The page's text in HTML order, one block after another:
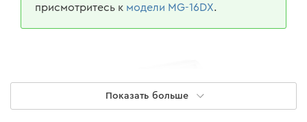
присмотритесь к модели MG-16DX.
Показать больше